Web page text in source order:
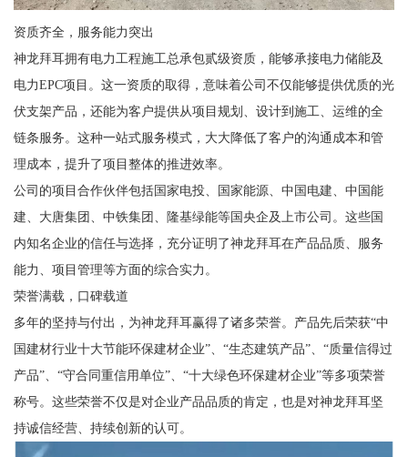
资质齐全，服务能力突出
神龙拜耳拥有电力工程施工总承包贰级资质，能够承接电力储能及
电力EPC项目。这一资质的取得，意味着公司不仅能够提供优质的光
伏支架产品，还能为客户提供从项目规划、设计到施工、运维的全
链条服务。这种一站式服务模式，大大降低了客户的沟通成本和管
理成本，提升了项目整体的推进效率。
公司的项目合作伙伴包括国家电投、国家能源、中国电建、中国能
建、大唐集团、中铁集团、隆基绿能等国央企及上市公司。这些国
内知名企业的信任与选择，充分证明了神龙拜耳在产品品质、服务
能力、项目管理等方面的综合实力。
荣誉满载，口碑载道
多年的坚持与付出，为神龙拜耳赢得了诸多荣誉。产品先后荣获“中
国建材行业十大节能环保建材企业”、“生态建筑产品”、“质量信得过
产品”、“守合同重信用单位”、“十大绿色环保建材企业”等多项荣誉
称号。这些荣誉不仅是对企业产品品质的肯定，也是对神龙拜耳坚
持诚信经营、持续创新的认可。